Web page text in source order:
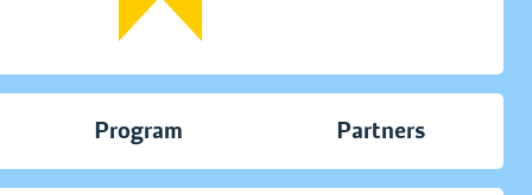
Program Partners